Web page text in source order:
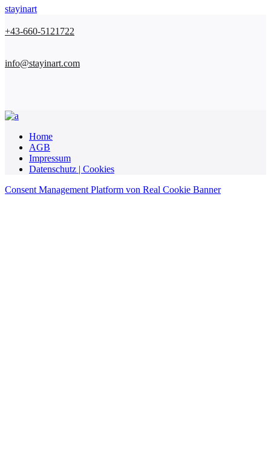
stayinart
+43-660-5121722
info@stayinart.com
Home
AGB
Impressum
Datenschutz | Cookies
Consent Management Platform von Real Cookie Banner